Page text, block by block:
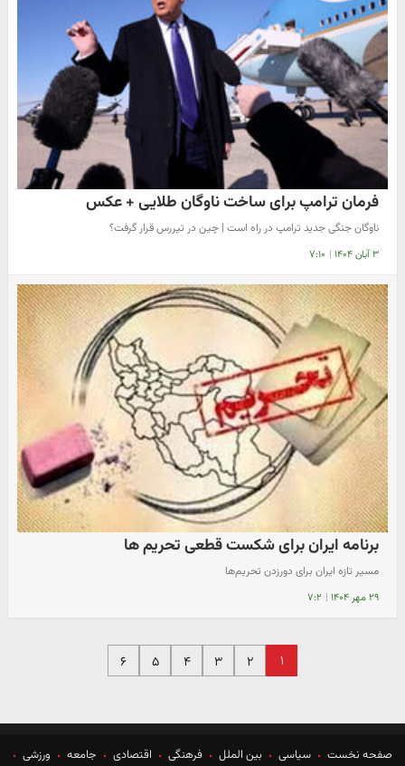
فرمان ترامپ برای ساخت ناوگان طلایی + عکس
ناوگان جنگی جدید ترامپ در راه است | چین در تیررس قرار گرفت؟
۳ آبان ۱۴۰۴ | ۷:۱۰
برنامه ایران برای شکست قطعی تحریم ها
مسیر تازه ایران برای دورزدن تحریم‌ها
۲۹ مهر ۱۴۰۴ | ۷:۲
۱ ۲ ۳ ۴ ۵ ۶
صفحه نخست سیاسی بین الملل فرهنگی اقتصادی جامعه ورزشی